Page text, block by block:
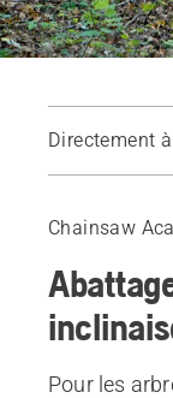
Directement à
Ouverture
Chainsaw
Pour les